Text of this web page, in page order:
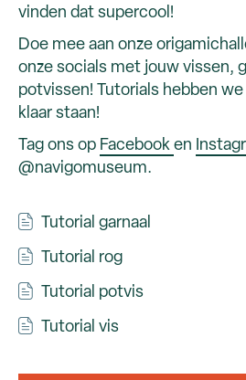
vinden dat supercool!
Doe mee aan onze
onze socials met jouw vissen,
potvissen! Tutorials hebben
klaar staan!
Tag ons op Facebook en
@navigomuseum.
Tutorial garnaal
Tutorial rog
Tutorial potvis
Tutorial vis